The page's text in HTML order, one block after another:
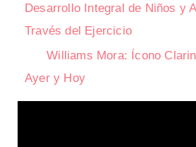
Desarrollo Integral de Niños y
Través del Ejercicio
Williams Mora: Ícono
Ayer y Hoy